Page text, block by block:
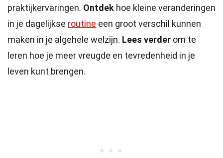
praktijkervaringen. Ontdek hoe kleine veranderingen
in je dagelijkse routine een groot verschil kunnen
maken in je algehele welzijn. Lees verder om te
leren hoe je meer vreugde en tevredenheid in je
leven kunt brengen.